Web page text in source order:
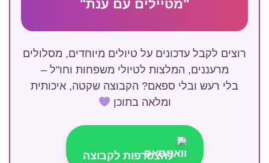
"מטיילים עם ענת"
רוצים לקבל עדכונים על טיולים מיוחדים, מסלולים
מרעננים, המלצות לטיולי משפחות וחו"ל –
בלי רעש ובלי ספאם? הקבוצה שקטה, איכותית
ומלאה בתוכן
להצטרפות לקבוצה